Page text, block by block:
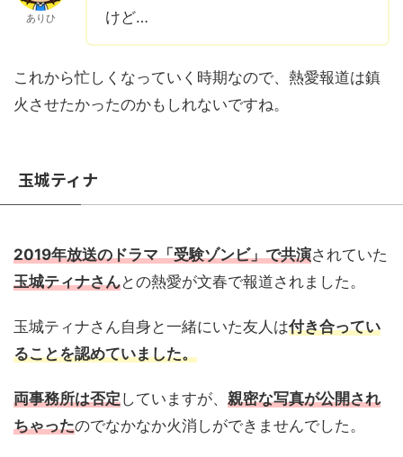
ありひ
けど…
これから忙しくなっていく時期なので、熱愛報道は鎮
火させたかったのかもしれないですね。
玉城ティナ
2019年放送のドラマ「受験ゾンビ」で共演されていた
玉城ティナさんとの熱愛が文春で報道されました。
玉城ティナさん自身と一緒にいた友人は付き合ってい
ることを認めていました。
両事務所は否定していますが、 親密な写真が公開され
ちゃったのでなかなか火消しができませんでした。